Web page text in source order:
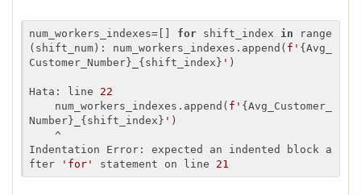
num_workers_indexes=[] for shift_index in range
(shift_num): num_workers_indexes.append( f' {Avg_
Customer_Number}
{shift_index} ' )
Hata: line 22
num_workers_indexes.append( f' {Avg_Customer_
Number}
{shift_index} ' )
^
Indentation Error: expected an indented block a
fter
'for' statement on line 21